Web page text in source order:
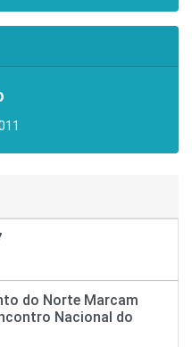
do Norte Marcam
Nacional do